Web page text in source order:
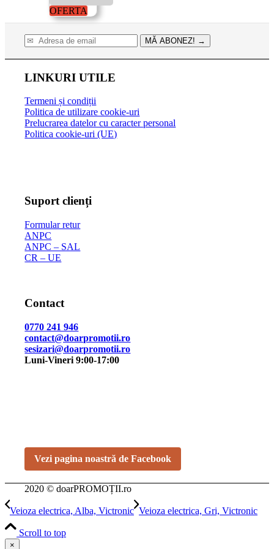
73.00 lei.
OFERTA
MĂ ABONEZ! →
LINKURI UTILE
Termeni și condiții
Politica de utilizare cookie-uri
Prelucrarea datelor cu caracter personal
Politica cookie-uri (UE)
Suport clienți
Formular retur
ANPC
ANPC – SAL
CR – UE
Contact
0770 241 946
contact@doarpromotii.ro
sesizari@doarpromotii.ro
Luni-Vineri 9:00-17:00
Vezi pagina noastră de Facebook
2020 © doarPROMOȚII.ro
Veioza electrica, Alba, Victronic Veioza electrica, Gri, Victronic
Scroll to top
×